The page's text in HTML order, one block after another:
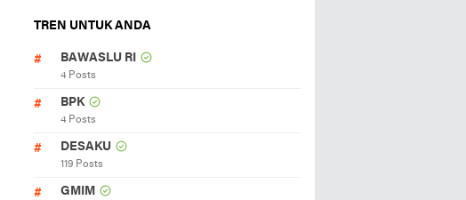
TREN UNTUK ANDA
BAWASLU RI
4 Posts
BPK
4 Posts
DESAKU
119 Posts
GMIM